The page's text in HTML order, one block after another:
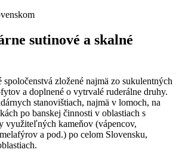
sutinové a skalné
spoločenstvá zložené najmä zo sukulentných
a doplnené o vytrvalé ruderálne druhy.
stanovištiach, najmä v lomoch, na
po banskej činnosti v oblastiach s
využiteľných kameňov (vápencov,
a pod.) po celom Slovensku,